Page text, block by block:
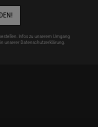
Infos zu unserem Umgang
unserer Datenschutzerklärung.